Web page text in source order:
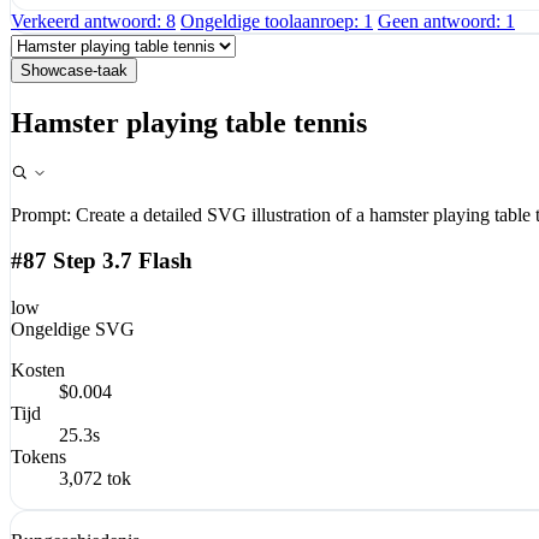
Verkeerd antwoord: 8 Ongeldige toolaanroep: 1 Geen antwoord: 1
Showcase-taak
Hamster playing table tennis
Prompt: Create a detailed SVG illustration of a hamster playing table
#87 Step 3.7 Flash
low
Ongeldige SVG
Kosten
$0.004
Tijd
25.3s
Tokens
3,072 tok